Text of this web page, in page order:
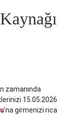
zamanında
15.05.2026
’na girmenizi rica